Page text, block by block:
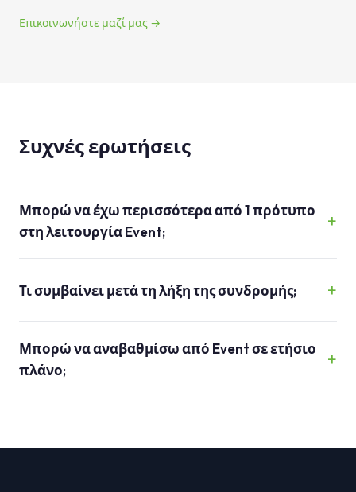
Επικοινωνήστε μαζί μας →
Συχνές ερωτήσεις
Μπορώ να έχω περισσότερα από 1 πρότυπο
στη λειτουργία Event;
Τι συμβαίνει μετά τη λήξη της συνδρομής;
Μπορώ να αναβαθμίσω από Event σε ετήσιο
πλάνο;